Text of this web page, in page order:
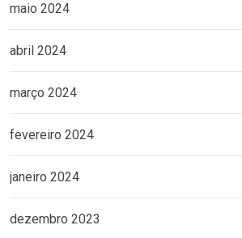
maio 2024
abril 2024
março 2024
fevereiro 2024
janeiro 2024
dezembro 2023